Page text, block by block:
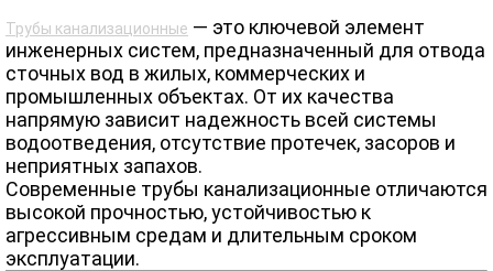
Трубы канализационные — это ключевой элемент
инженерных систем, предназначенный для отвода
сточных вод в жилых, коммерческих и
промышленных объектах. От их качества
напрямую зависит надежность всей системы
водоотведения, отсутствие протечек, засоров и
неприятных запахов.
Современные трубы канализационные отличаются
высокой прочностью, устойчивостью к
агрессивным средам и длительным сроком
эксплуатации.